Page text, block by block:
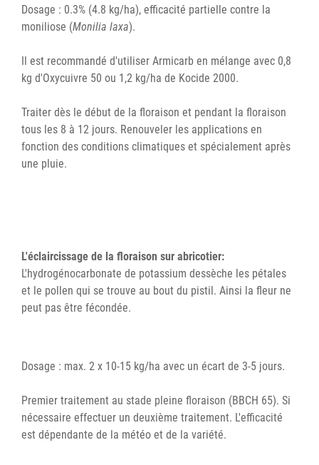
Dosage : 0.3% (4.8 kg/ha), efficacité partielle contre la
moniliose (Monilia laxa).
Il est recommandé d'utiliser Armicarb en mélange avec 0,8
kg d'Oxycuivre 50 ou 1,2 kg/ha de Kocide 2000.
Traiter dès le début de la floraison et pendant la floraison
tous les 8 à 12 jours. Renouveler les applications en
fonction des conditions climatiques et spécialement après
une pluie.
L'éclaircissage de la floraison sur abricotier:
L'hydrogénocarbonate de potassium dessèche les pétales
et le pollen qui se trouve au bout du pistil. Ainsi la fleur ne
peut pas être fécondée.
Dosage : max. 2 x 10-15 kg/ha avec un écart de 3-5 jours.
Premier traitement au stade pleine floraison (BBCH 65). Si
nécessaire effectuer un deuxième traitement. L'efficacité
est dépendante de la météo et de la variété.